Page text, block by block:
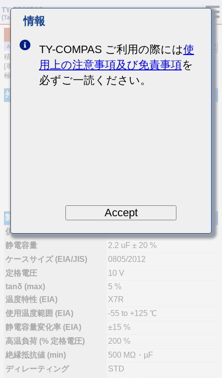
積層セラミックコンデンサ
[車載パワートレイン/セーフティ用 (AEC-Q200 Qualified) Cu外部電
極品積層セラミックコンデンサ（高誘電率系）]
外観
製品仕様
供給体制
量産
静電容量
2.2 uF ± 20 %
ケースサイズ (EIA/JIS)
0805/2012
定格電圧
10 V
tanδ (max)
5 %
温度特性 (EIA)
X7R
使用温度範囲 (EIA)
-55 to +125 ℃
静電容量変化率 (EIA)
±15 %
高温負荷 (% 定格電圧)
200 %
絶縁抵抗値 (min)
500 MΩ・µF
ディレーティング
STD
情報
TY-COMPAS ご利用の際には使
用上の注意事項及び免責事項を
必ずご一読ください。
Accept